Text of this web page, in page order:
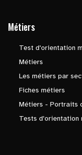
Métiers
Test d'orientation
Métiers
Les métiers par
Fiches métiers
Métiers - Portraits
Tests d'orientation